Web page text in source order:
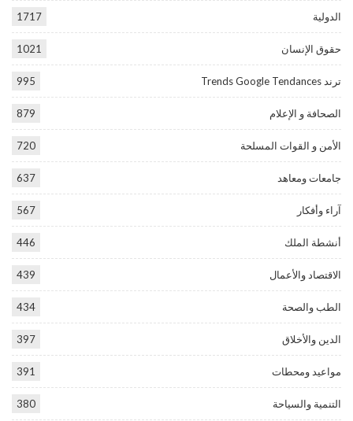
الدولية 1717
حقوق الإنسان 1021
ترند Trends Google Tendances 995
الصحافة و الإعلام 879
الأمن و القوات المسلحة 720
جامعات ومعاهد 637
آراء وأفكار 567
أنشطة الملك 446
الاقتصاد والأعمال 439
الطب والصحة 434
الدين والأخلاق 397
مواعيد ومحطات 391
التنمية والسياحة 380